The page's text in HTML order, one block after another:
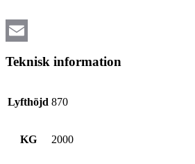
Teknisk information
Lyfthöjd 870
KG 2000